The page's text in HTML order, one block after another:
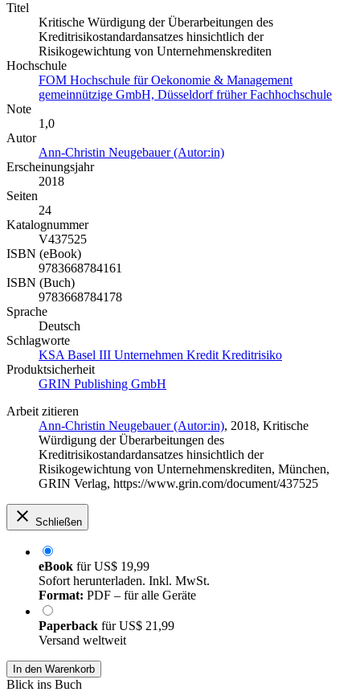
Titel
Kritische Würdigung der Überarbeitungen des
Kreditrisikostandardansatzes hinsichtlich der
Risikogewichtung von Unternehmenskrediten
Hochschule
FOM Hochschule für Oekonomie & Management
gemeinnützige GmbH, Düsseldorf früher Fachhochschule
Note
1,0
Autor
Ann-Christin Neugebauer (Autor:in)
Erscheinungsjahr
2018
Seiten
24
Katalognummer
V437525
ISBN (eBook)
9783668784161
ISBN (Buch)
9783668784178
Sprache
Deutsch
Schlagworte
KSA Basel III Unternehmen Kredit Kreditrisiko
Produktsicherheit
GRIN Publishing GmbH
Arbeit zitieren
Ann-Christin Neugebauer (Autor:in), 2018, Kritische
Würdigung der Überarbeitungen des
Kreditrisikostandardansatzes hinsichtlich der
Risikogewichtung von Unternehmenskrediten, München,
GRIN Verlag, https://www.grin.com/document/437525
Schließen
eBook fürUS$ 19,99
Sofort herunterladen. Inkl. MwSt.
Format: PDF – für alle Geräte
Paperback fürUS$ 21,99
Versand weltweit
In den Warenkorb
Blick ins Buch